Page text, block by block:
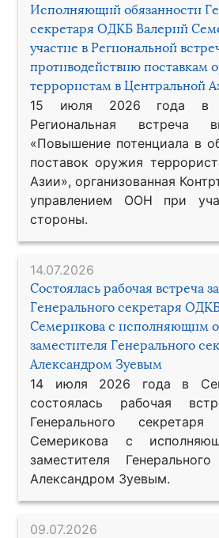
Исполняющий обязанности
секретаря ОДКБ Валерий
участие в Региональной
противодействию поставкам
террористам в Центральной
15 июля 2026 года в
Региональная встреча
«Повышение потенциала в
поставок оружия
Азии», организованная
управлением ООН при
стороны.
14.07.2026
Состоялась рабочая встреча
Генерального секретаря
Семерикова с исполняющим
заместителя Генерального
Александром Зуевым
14 июля 2026 года в
состоялась рабочая
Генерального
Семерикова с
заместителя
Александром Зуевым.
09.07.2026